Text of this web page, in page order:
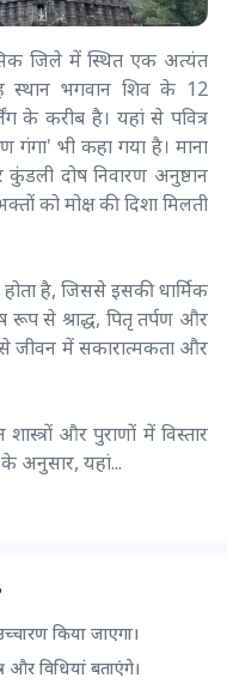
जिले में स्थित एक अत्यंत
स्थान भगवान शिव के 12
के करीब है। यहां से पवित्र
गंगा' भी कहा गया है। माना
दोष निवारण अनुष्ठान
को मोक्ष की दिशा मिलती
है, जिससे इसकी धार्मिक
रूप से श्राद्ध, पितृ तर्पण और
जीवन में सकारात्मकता और
शास्त्रों और पुराणों में विस्तार
अनुसार, यहां...
किया जाएगा।
विधियां बताएंगे।